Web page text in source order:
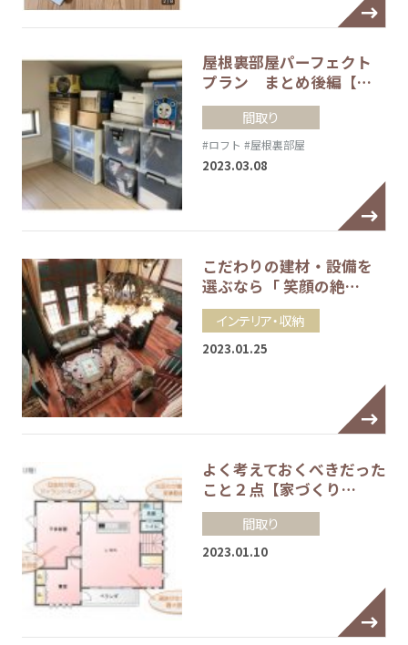
屋根裏部屋パーフェクト
プラン まとめ後編【…
間取り
#ロフト #屋根裏部屋
2023.03.08
こだわりの建材・設備を
選ぶなら「 笑顔の絶…
インテリア・収納
2023.01.25
よく考えておくべきだった
こと２点【家づくり…
間取り
2023.01.10